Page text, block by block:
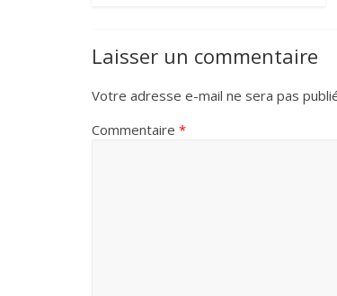
Laisser un commentaire
Votre adresse e-mail ne sera pas
Commentaire *